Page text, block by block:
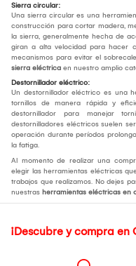
Sierra circular:
Una sierra circular es una
construcción para cortar madera,
la sierra, generalmente hecha de
giran a alta velocidad para hacer
mecanismos para evitar el
sierra eléctrica en nuestro amplio
Destornillador eléctrico:
Un destornillador eléctrico es una
tornillos de manera rápida y
destornillador para manejar
destornilladores eléctricos suelen
operación durante períodos
la fatiga.
Al momento de realizar una
elegir las herramientas eléctricas
trabajos que realizamos. No dejes
nuestras herramientas eléctricas en
¡Descubre y compra en